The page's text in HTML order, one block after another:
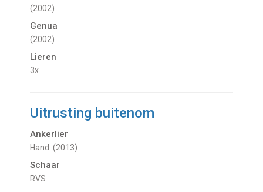
(2002)
Genua
(2002)
Lieren
3x
Uitrusting buitenom
Ankerlier
Hand. (2013)
Schaar
RVS